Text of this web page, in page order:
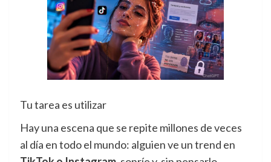
Tu tarea es utilizar
Hay una escena que se repite millones de veces
al día en todo el mundo: alguien ve un trend en